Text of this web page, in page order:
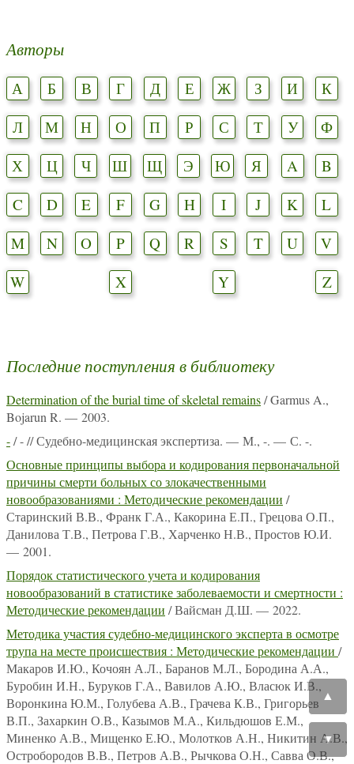
Авторы
А Б В Г Д Е Ж З И
К
Л
М Н О П Р С Т У
Ф
Х
Ц Ч Ш Щ Э Ю Я A
B
C
D E F G H I J K
L
M
N O P Q R S T U
V
W
X Y Z
Последние поступления в библиотеку
Determination of the burial time of skeletal remains/ Garmus A.,
Bojarun R. — 2003.
-/ - // Судебно-медицинская экспертиза. — М., -. — С. -.
Основные принципы выбора и кодирования первоначальной
причины смерти больных со злокачественными
новообразованиями : Методические рекомендации /
Старинский В.В., Франк Г.А., Какорина Е.П., Грецова О.П.,
Данилова Т.В., Петрова Г.В., Харченко Н.В., Простов Ю.И.
— 2001.
Порядок статистического учета и кодирования
новообразований в статистике заболеваемости и смертности :
Методические рекомендации / Вайсман Д.Ш. — 2022.
Методика участия судебно-медицинского эксперта в осмотре
трупа на месте происшествия : Методические рекомендации /
Макаров И.Ю., Кочоян А.Л., Баранов М.Л., Бородина А.А.,
Буробин И.Н., Буруков Г.А., Вавилов А.Ю., Власюк И.В.,
Воронкина Ю.М., Голубева А.В., Грачева К.В., Григорьев
В.П., Захаркин О.В., Казымов М.А., Кильдюшов Е.М.,
Миненко А.В., Мищенко Е.Ю., Молотков А.Н., Никитин А.В.,
Остробородов В.В., Петров А.В., Рычкова О.Н., Савва О.В.,
▲
▼